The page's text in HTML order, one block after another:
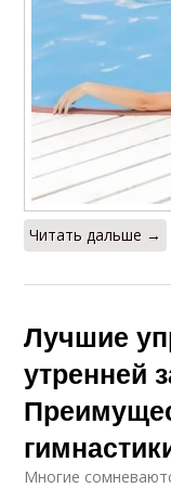
Читать дальше →
Лучшие
утренней
Многие